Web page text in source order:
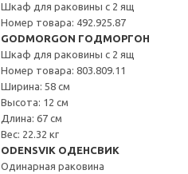
Шкаф для раковины с 2 ящ
Номер товара: 492.925.87
GODMORGON ГОДМОРГОН
Шкаф для раковины с 2 ящ
Номер товара: 803.809.11
Ширина: 58 см
Высота: 12 см
Длина: 67 см
Вес: 22.32 кг
ODENSVIK ОДЕНСВИК
Одинарная раковина